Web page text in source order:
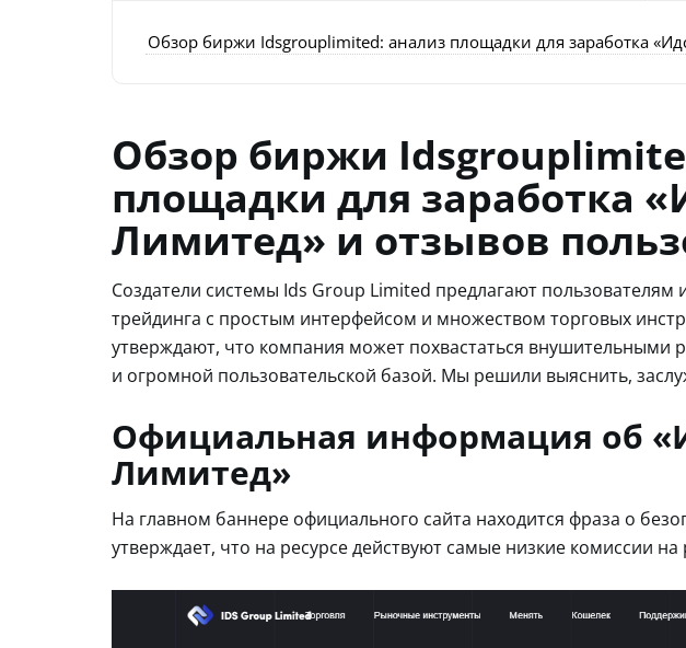
Обзор биржи Idsgrouplimited: анализ площадки для заработка
Обзор биржи
площадки для заработка
Лимитед» и отзывов
Создатели системы Ids Group Limited предлагают
трейдинга с простым интерфейсом и множеством торговых
утверждают, что компания может похвастаться
и огромной пользовательской базой. Мы решили выяснить,
Официальная информация об
Лимитед»
На главном баннере официального сайта находится фраза о
утверждает, что на ресурсе действуют самые низкие комиссии на